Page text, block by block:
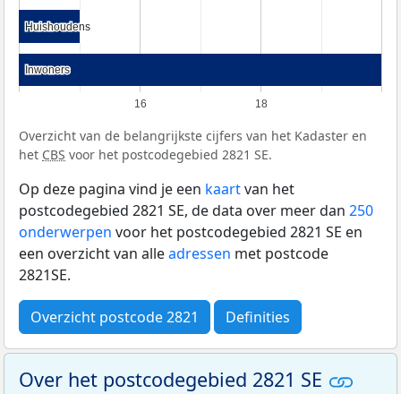
16 18
Huishoudens
Huishoudens
Inwoners
Inwoners
Overzicht van de belangrijkste cijfers van het Kadaster en
het CBS voor het postcodegebied 2821 SE.
Op deze pagina vind je een kaartvan het
postcodegebied 2821 SE, de data over meer dan 250
onderwerpen voor het postcodegebied 2821 SE en
een overzicht van alleadressen met postcode
2821SE.
Overzicht postcode 2821 Definities
Over het postcodegebied 2821 SE